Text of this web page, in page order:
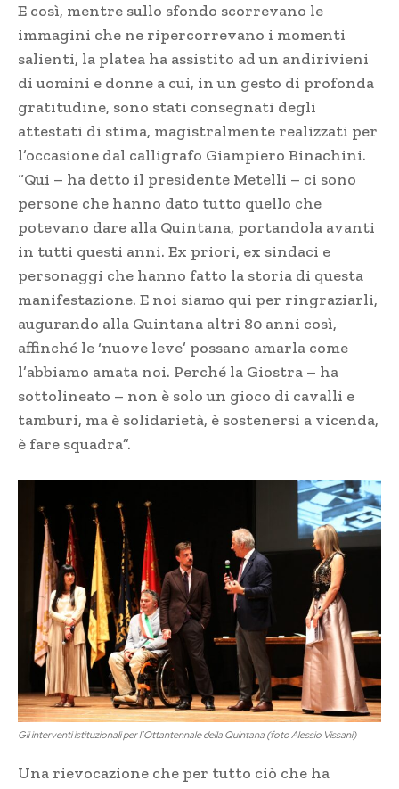
E così, mentre sullo sfondo scorrevano le
immagini che ne ripercorrevano i momenti
salienti, la platea ha assistito ad un andirivieni
di uomini e donne a cui, in un gesto di profonda
gratitudine, sono stati consegnati degli
attestati di stima, magistralmente realizzati per
l’occasione dal calligrafo Giampiero Binachini.
“Qui – ha detto il presidente Metelli – ci sono
persone che hanno dato tutto quello che
potevano dare alla Quintana, portandola avanti
in tutti questi anni. Ex priori, ex sindaci e
personaggi che hanno fatto la storia di questa
manifestazione. E noi siamo qui per ringraziarli,
augurando alla Quintana altri 80 anni così,
affinché le ‘nuove leve’ possano amarla come
l’abbiamo amata noi. Perché la Giostra – ha
sottolineato – non è solo un gioco di cavalli e
tamburi, ma è solidarietà, è sostenersi a vicenda,
è fare squadra”.
Gli interventi istituzionali per l’Ottantennale della Quintana (foto Alessio Vissani)
Una rievocazione che per tutto ciò che ha